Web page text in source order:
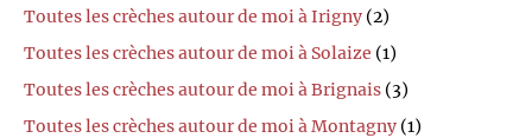
Toutes les crèches autour de moi à Irigny (2)
Toutes les crèches autour de moi à Solaize (1)
Toutes les crèches autour de moi à Brignais (3)
Toutes les crèches autour de moi à Montagny (1)